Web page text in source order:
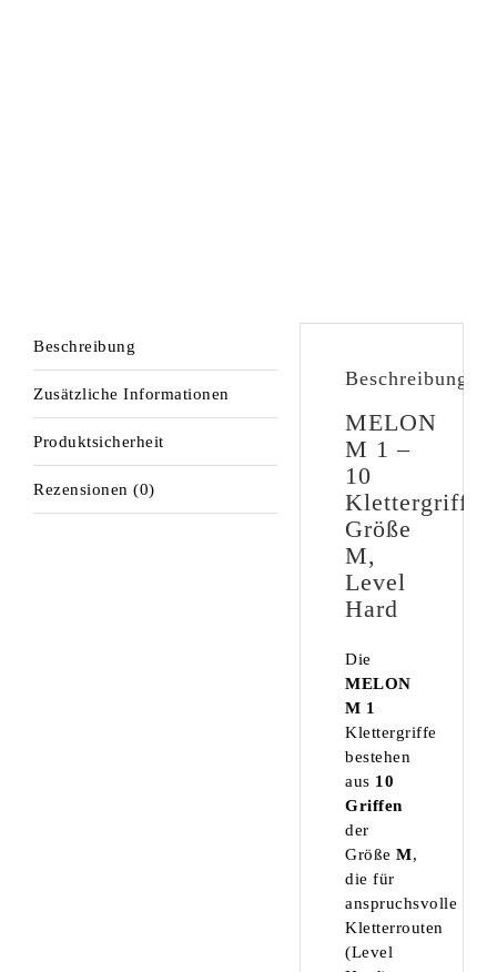
Beschreibung
Zusätzliche Informationen
Produktsicherheit
Rezensionen (0)
Beschreibung
MELON
M 1 –
10
Klettergriffe,
Größe
M,
Level
Hard
Die
MELON
M 1
Klettergriffe
bestehen
aus 10
Griffen
der
Größe M,
die für
anspruchsvolle
Kletterrouten
(Level